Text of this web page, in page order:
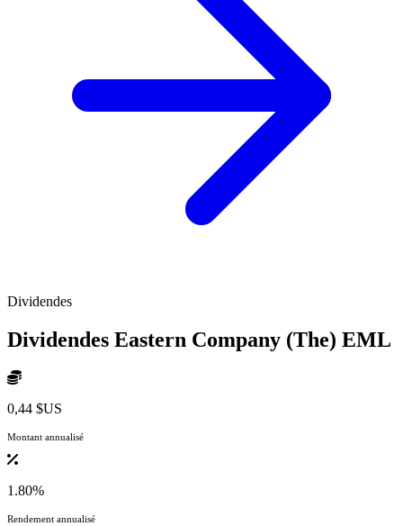
Dividendes
Dividendes Eastern Company (The) EML
0,44 $US
Montant annualisé
1.80%
Rendement annualisé